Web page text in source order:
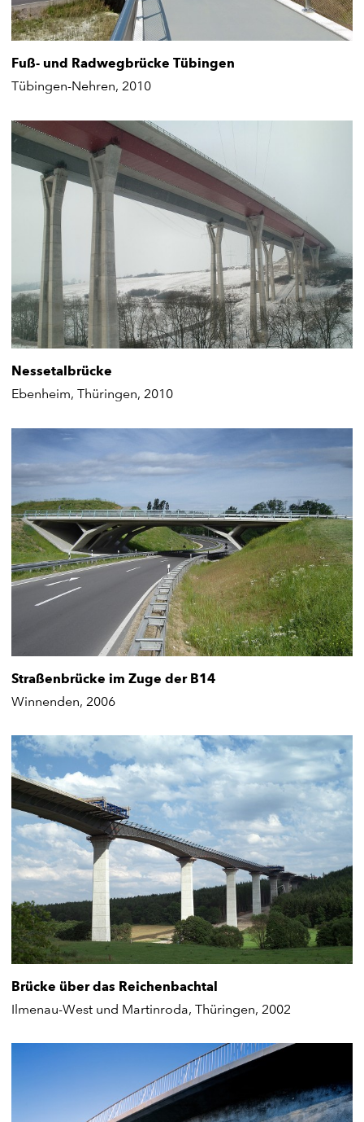
Fuß- und Radwegbrücke Tübingen
Tübingen-Nehren, 2010
Nessetalbrücke
Ebenheim, Thüringen, 2010
Straßenbrücke im Zuge der B14
Winnenden, 2006
Brücke über das Reichenbachtal
Ilmenau-West und Martinroda, Thüringen, 2002